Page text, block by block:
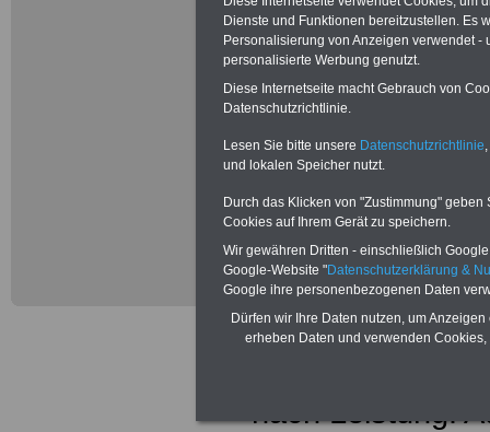
bis Z
Beamtinnen
übertragenen
W
Beamten zu
richtet sich nach
nach Leistung.
Dienste und Funktionen bereitzustellen. Es
Personalisierung von Anzeigen verwendet
personalisierte Werbung genutzt.
Diese Internetseite macht Gebrauch von
Datenschutzrichtlinie.
Lesen Sie bitte unsere Datenschutzrichtlinie
und lokalen Speicher nutzt.
Durch das Klicken von "Zustimmung"
Cookies auf Ihrem Gerät zu speichern.
Wir gewähren Dritten - einschließlich
Google-Website "Datenschutzerklärung &
Google ihre personenbezogenen Daten
Dürfen wir Ihre Daten nutzen, um
erheben Daten und verwenden